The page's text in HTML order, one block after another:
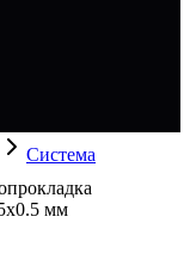
Система
мм